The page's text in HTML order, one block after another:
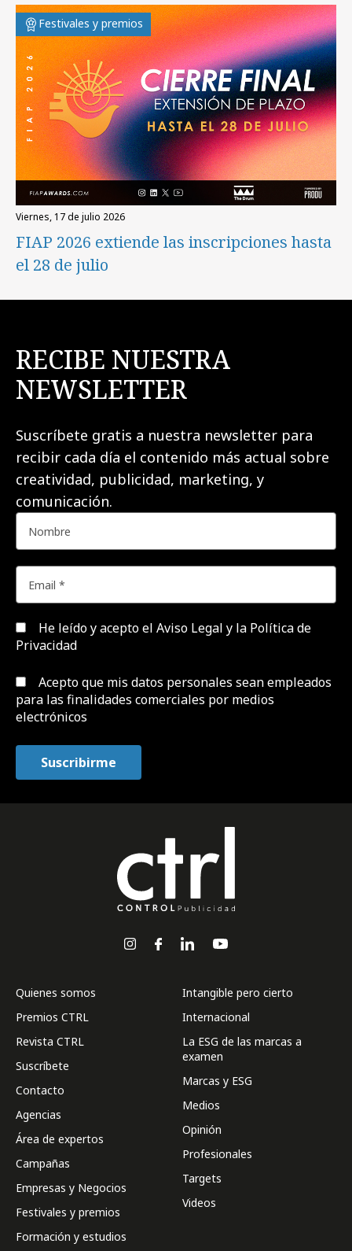
Festivales y premios
viernes, 17 de julio 2026
FIAP 2026 extiende las inscripciones hasta
el 28 de julio
RECIBE NUESTRA
NEWSLETTER
Suscríbete gratis a nuestra newsletter para
recibir cada día el contenido más actual sobre
creatividad, publicidad, marketing, y
comunicación.
He leído y acepto el Aviso Legal y la Política de
Privacidad
Acepto que mis datos personales sean empleados
para las finalidades comerciales por medios
electrónicos
Quienes somos
Premios CTRL
Revista CTRL
Suscríbete
Contacto
Agencias
Área de expertos
Campañas
Empresas y Negocios
Festivales y premios
Formación y estudios
Intangible pero cierto
Internacional
La ESG de las marcas a
examen
Marcas y ESG
Medios
Opinión
Profesionales
Targets
Videos